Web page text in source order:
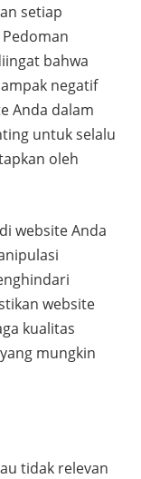
setiap
bahwa
negatif
Anda dalam
untuk selalu
oleh
website Anda
website
kualitas
mungkin
tidak relevan